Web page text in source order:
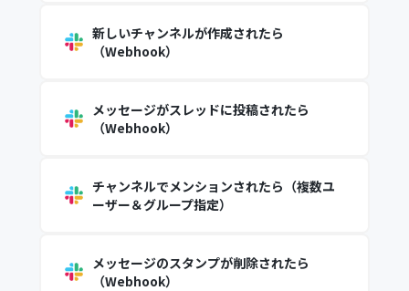
新しいチャンネルが作成されたら
（Webhook）
メッセージがスレッドに投稿されたら
（Webhook）
チャンネルでメンションされたら（複数ユ
ーザー＆グループ指定）
メッセージのスタンプが削除されたら
（Webhook）